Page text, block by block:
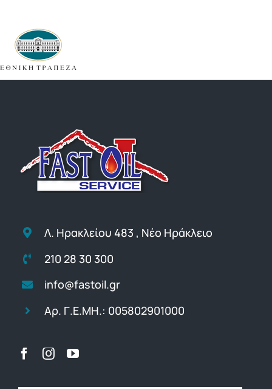
Online Υπηρεσίες
ΤΙΜΕΣ
Λ. Ηρακλείου 483 , Νέο Ηράκλειο
210 28 30 300
info@fastoil.gr
Αρ. Γ.Ε.ΜΗ.: 005802901000